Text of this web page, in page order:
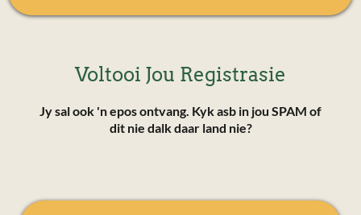
Voltooi Jou Registrasie
Jy sal ook 'n epos ontvang. Kyk asb in jou SPAM of
dit nie dalk daar land nie?